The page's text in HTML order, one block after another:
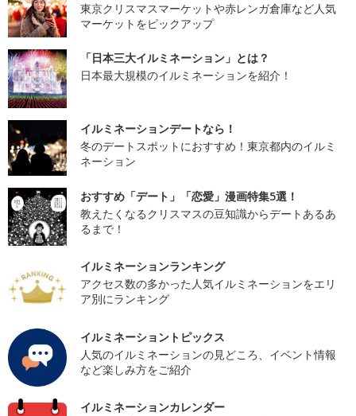
東京クリスマスマーケットや赤レンガ倉庫など人気
マーケットをピックアップ
「日本三大イルミネーション」とは？
日本最大規模のイルミネーションを紹介！
イルミネーションデートなら！
冬のデートスポットにおすすめ！東京都内のイルミ
ネーション
おすすめ「デート」「恋愛」漫画特集5選！
教えたくなるクリスマスの豆知識からデートあるあ
るまで！
イルミネーションランキング
アクセス数の多かった人気イルミネーションをエリ
ア別にランキング
イルミネーショントピックス
人気のイルミネーションの見どころ、イベント情報
など楽しみ方をご紹介
イルミネーションカレンダー